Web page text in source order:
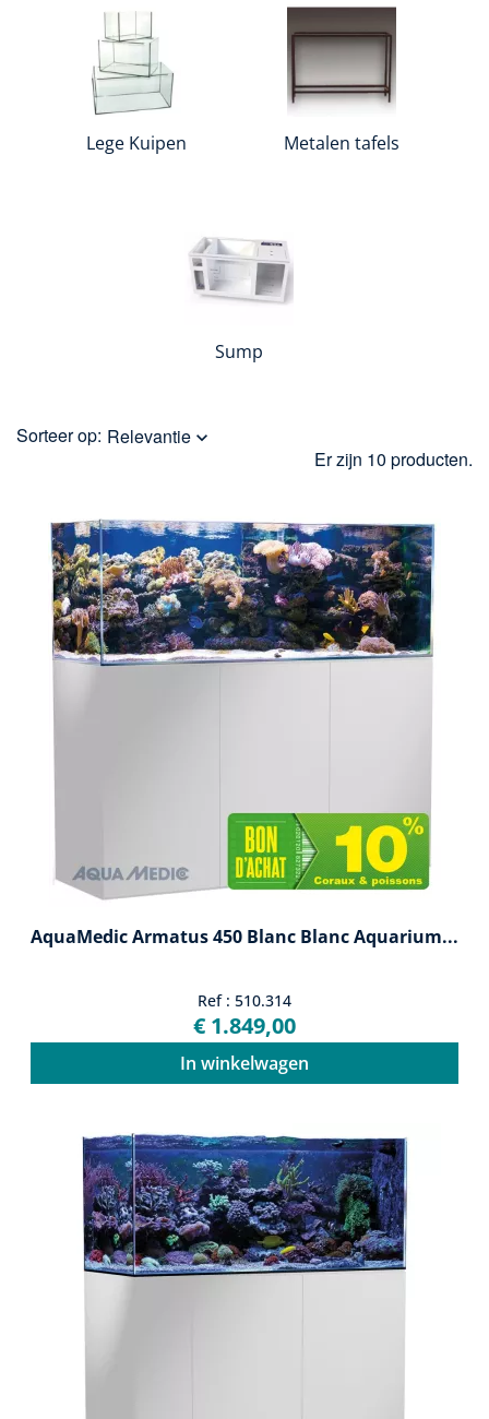
Lege Kuipen Metalen tafels
Sump
Sorteer op: Relevantie 
Er zijn 10 producten.
AquaMedic Armatus 450 Blanc Blanc Aquarium...
Ref : 510.314
€ 1.849,00
In winkelwagen